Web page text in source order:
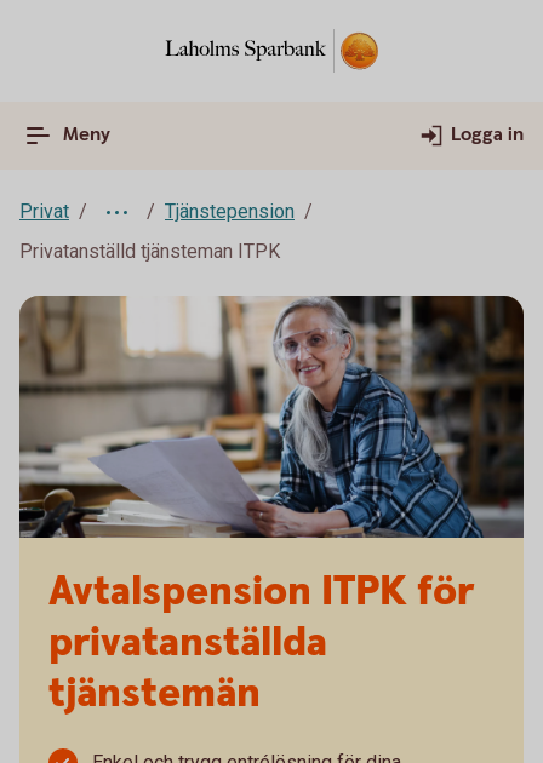
Meny Logga in
Privat
Tjänstepension
Privatanställd tjänsteman ITPK
Avtalspension ITPK för
privatanställda
tjänstemän